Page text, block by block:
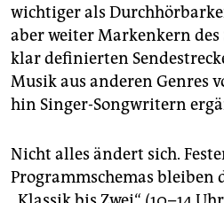
wichtiger als
aber weiter Markenkern des
klar definierten
Musik aus anderen Genres
hin Singer-Songwritern
Nicht alles ändert sich.
Programmschemas bleiben